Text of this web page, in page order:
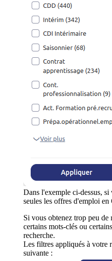
Dans l'exemple ci-dessus,
seules les offres d'emploi
Si vous obtenez trop peu
certains mots-clés ou
recherche.
Les filtres appliqués à votre
suivante :